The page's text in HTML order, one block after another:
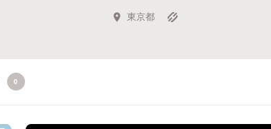
キュレーターから探す
東京都
0